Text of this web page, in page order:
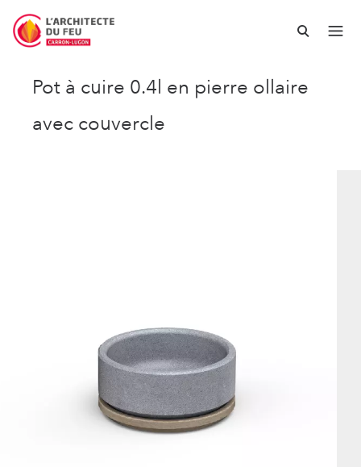
Pot à cuire 0.4l en pierre ollaire
avec couvercle